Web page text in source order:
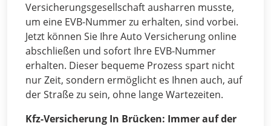
Versicherungsgesellschaft ausharren musste,
um eine EVB-Nummer zu erhalten, sind vorbei.
Jetzt können Sie Ihre Auto Versicherung online
abschließen und sofort Ihre EVB-Nummer
erhalten. Dieser bequeme Prozess spart nicht
nur Zeit, sondern ermöglicht es Ihnen auch, auf
der Straße zu sein, ohne lange Wartezeiten.
Kfz-Versicherung In Brücken: Immer auf der